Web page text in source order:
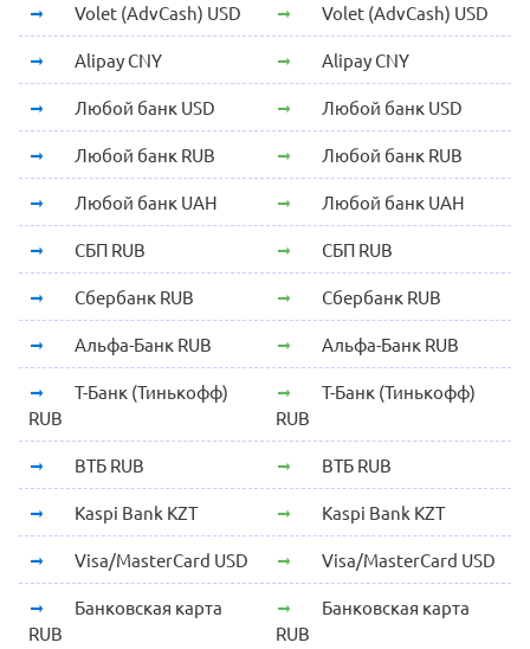
Volet (AdvCash) USD Volet (AdvCash) USD
Alipay CNY Alipay CNY
Любой банк USD Любой банк USD
Любой банк RUB Любой банк RUB
Любой банк UAH Любой банк UAH
СБП RUB СБП RUB
Сбербанк RUB Сбербанк RUB
Альфа-Банк RUB Альфа-Банк RUB
Т-Банк (Тинькофф)
RUB
Т-Банк (Тинькофф)
RUB
ВТБ RUB ВТБ RUB
Kaspi Bank KZT Kaspi Bank KZT
Visa/MasterCard USD Visa/MasterCard USD
Банковская карта
RUB
Банковская карта
RUB